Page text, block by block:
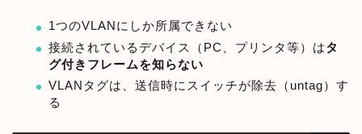
1つのVLANにしか所属できない
接続されているデバイス（PC、プリンタ等）はタ
グ付きフレームを知らない
VLANタグは、送信時にスイッチが除去（untag）す
る